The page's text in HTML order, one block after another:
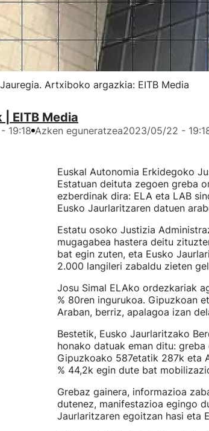
Artxiboko argazkia: EITB Media
EITB Media
19:18 Azken eguneratzea2023/05/22 -
Euskal Autonomia Erkidegoko
Estatuan deituta zegoen greba
ezberdinak dira: ELA eta LAB
Eusko Jaurlaritzaren datuen
Estatu osoko Justizia
mugagabea hastera deitu
bat egin zuten, eta Eusko
2.000 langileri zabaldu zieten
Josu Simal ELAko ordezkariak
% 80ren ingurukoa. Gipuzkoan
Araban, berriz, apalagoa izan
Bestetik, Eusko Jaurlaritzako
honako datuak eman ditu:
Gipuzkoako 587etatik 287k eta
% 44,2k egin dute bat
Grebaz gainera, informazioa
dutenez, manifestazioa egingo
Jaurlaritzaren egoitzan hasi eta